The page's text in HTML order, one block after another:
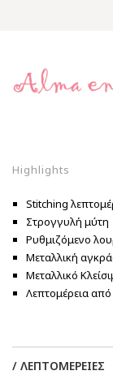
Highlights
Stitching
Στρογγυλή μύτη
Ρυθμιζόμενο
Μεταλλική
Μεταλλικό
Λεπτομέρεια
/ ΛΕΠΤΟΜΕΡΕΙΕΣ